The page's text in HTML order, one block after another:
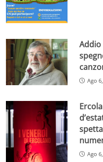
Addio
Ago
Ago